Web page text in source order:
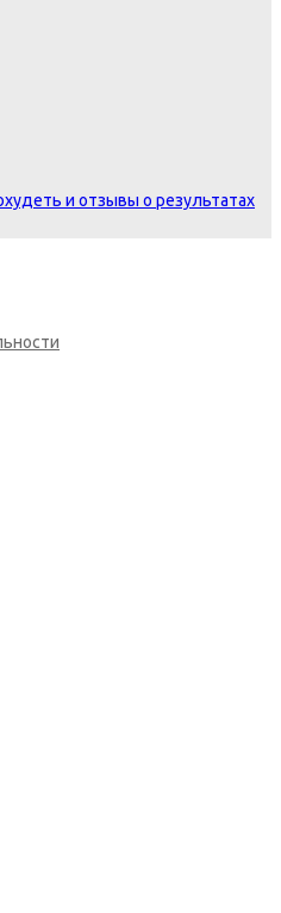
и отзывы о результатах